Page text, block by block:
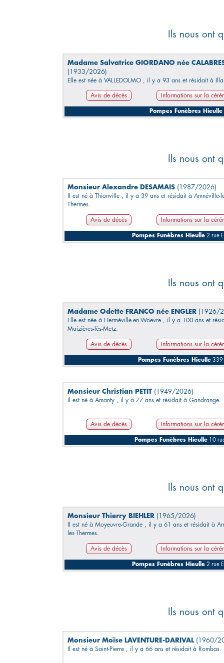
Ils nous ont
Madame Salvatrice GIORDANO née
(1933/2026)
Elle est née à VALLEDOLMO , il y a 93 ans et résidait à
Avis de décès Informations sur la
Pompes Funèbres Hieulle
Ils nous ont
Monsieur Alexandre DESAMAIS (1987/2026)
Il est né à Thionville , il y a 39 ans et résidait à Amnéville-
Thermes.
Avis de décès Informations sur la
Pompes Funèbres Hieulle 2 rue
Ils nous ont
Madame Odette FRANCO née ENGLER (1926/
Elle est née à Herméville-en-Woëvre , il y a 100 ans et
Maizières-lès-Metz.
Avis de décès Informations sur la
Pompes Funèbres Hieulle 339
Monsieur Christian PETIT (1949/2026)
Il est né à Amanty , il y a 77 ans et résidait à Gandrange.
Avis de décès Informations sur la
Pompes Funèbres Hieulle 10
Ils nous ont
Monsieur Thierry BIEHLER (1965/2026)
Il est né à Moyeuvre-Grande , il y a 61 ans et résidait à
les-Thermes.
Avis de décès Informations sur la
Pompes Funèbres Hieulle 2 rue
Ils nous ont
Monsieur Moïse LAVENTURE-DARIVAL (1960/
Il est né à Saint-Pierre , il y a 66 ans et résidait à Rombas.